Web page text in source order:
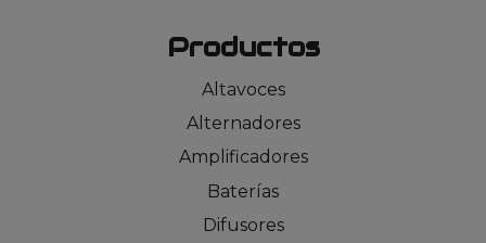
Productos
Altavoces
Alternadores
Amplificadores
Baterías
Difusores